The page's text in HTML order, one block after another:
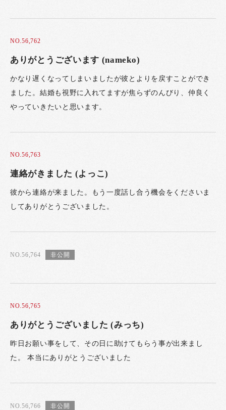
NO.56,762
ありがとうございます (nameko)
かなり遅くなってしまいましたが彼とよりを戻すことができ
ました。結婚も視野に入れてますが焦らずのんびり、仲良く
やっていきたいと思います。
NO.56,763
連絡がきました (よっこ)
彼から連絡が来ました。もう一度話し合う機会をくださいま
してありがとうございました。
NO.56,764
NO.56,765
ありがとうございました (みっち)
昨日お願い事をして、その日に助けてもらう事が出来まし
た。 本当にありがとうございました
NO.56,766